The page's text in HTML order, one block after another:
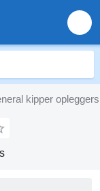
kipper opleggers